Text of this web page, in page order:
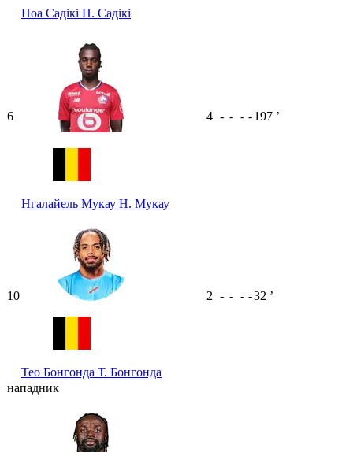
Ноа Садікі Н. Садікі
6
Нгалайель Мукау Н. Мукау
4 - - - -197 ʼ
10
Тео Бонгонда Т. Бонгонда
2 - - - -32 ʼ
нападник